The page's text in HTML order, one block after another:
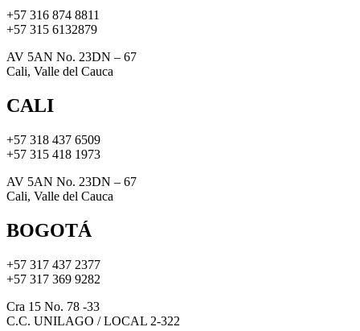
+57 316 874 8811
+57 315 6132879
AV 5AN No. 23DN – 67
Cali, Valle del Cauca
CALI
+57 318 437 6509
+57 315 418 1973
AV 5AN No. 23DN – 67
Cali, Valle del Cauca
BOGOTÁ
+57 317 437 2377
+57 317 369 9282
Cra 15 No. 78 -33
C.C. UNILAGO / LOCAL 2-322